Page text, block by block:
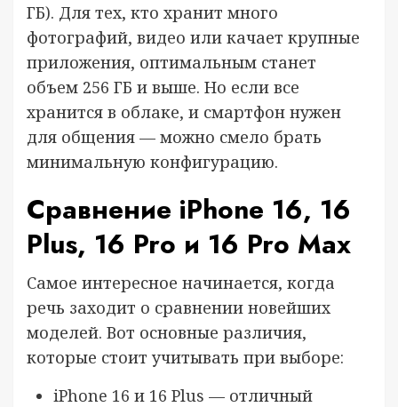
ГБ). Для тех, кто хранит много
фотографий, видео или качает крупные
приложения, оптимальным станет
объем 256 ГБ и выше. Но если все
хранится в облаке, и смартфон нужен
для общения — можно смело брать
минимальную конфигурацию.
Сравнение iPhone 16, 16
Plus, 16 Pro и 16 Pro Max
Самое интересное начинается, когда
речь заходит о сравнении новейших
моделей. Вот основные различия,
которые стоит учитывать при выборе:
iPhone 16 и 16 Plus — отличный